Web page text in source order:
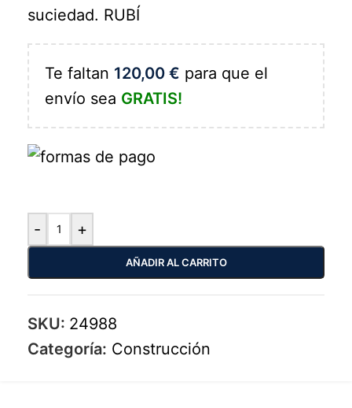
suciedad. RUBÍ
Te faltan 120,00 € para que el
envío sea GRATIS!
- +
AÑADIR AL CARRITO
SKU: 24988
Categoría: Construcción